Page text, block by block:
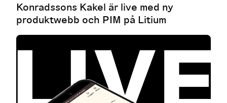
Konradssons Kakel är live med ny
produktwebb och PIM på Litium